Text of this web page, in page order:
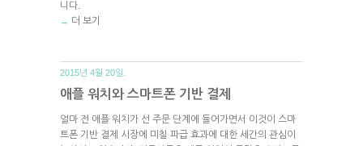
니다.
→ 더 보기
2015년 4월 20일.
애플 워치와 스마트폰 기반 결제
얼마 전 애플 워치가 선 주문 단계에 들어가면서 이것이 스마
트폰 기반 결제 시장에 미칠 파급 효과에 대한 세간의 관심이